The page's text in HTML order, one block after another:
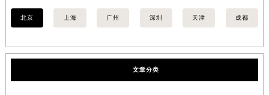
北京 上海 广州 深圳 天津 成都
文章分类